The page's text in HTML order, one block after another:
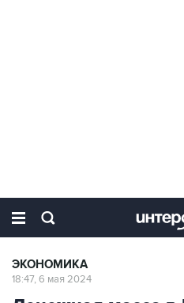
ЭКОНОМИКА
18:47, 6 мая 2024